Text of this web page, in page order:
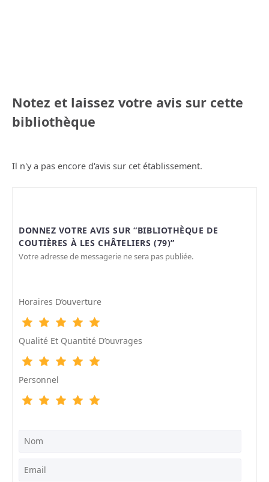
Notez et laissez votre avis sur cette
bibliothèque
Il n'y a pas encore d'avis sur cet établissement.
DONNEZ VOTRE AVIS SUR “BIBLIOTHÈQUE DE
COUTIÈRES À LES CHÂTELIERS (79)”
Votre adresse de messagerie ne sera pas publiée.
Horaires D’ouverture
Qualité Et Quantité D’ouvrages
Personnel